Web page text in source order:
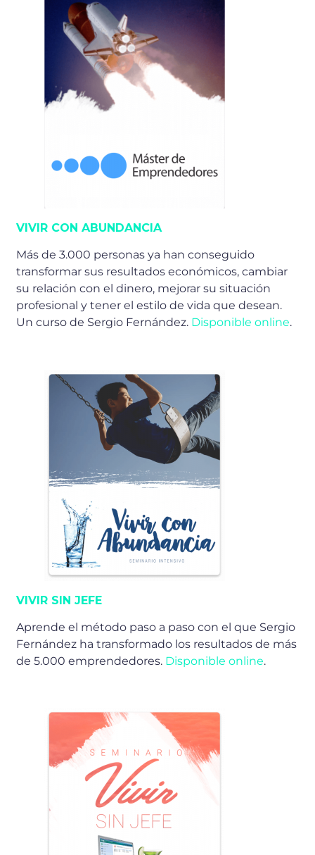
VIVIR CON ABUNDANCIA
Más de 3.000 personas ya han conseguido
transformar sus resultados económicos, cambiar
su relación con el dinero, mejorar su situación
profesional y tener el estilo de vida que desean.
Un curso de Sergio Fernández. Disponible online.
VIVIR SIN JEFE
Aprende el método paso a paso con el que Sergio
Fernández ha transformado los resultados de más
de 5.000 emprendedores. Disponible online.